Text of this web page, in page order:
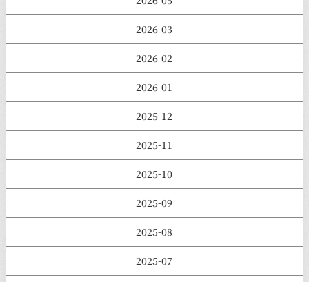
2026-03
2026-02
2026-01
2025-12
2025-11
2025-10
2025-09
2025-08
2025-07